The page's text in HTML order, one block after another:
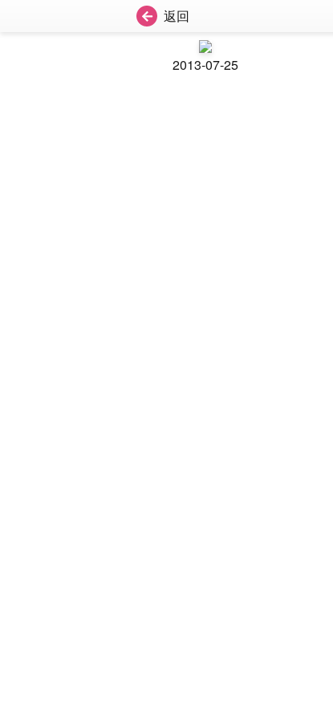
返回
2013-07-25